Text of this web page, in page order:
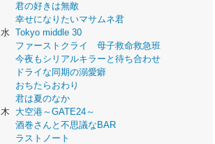
君の好きは無敵
幸せになりたいマサムネ君
水 Tokyo middle 30
ファーストクライ 母子救命救急班
今夜もシリアルキラーと待ち合わせ
ドライな同期の溺愛癖
おちたらおわり
君は夏のなか
木
大空港～GATE24～
酒巻さんと不思議なBAR
ラストノート